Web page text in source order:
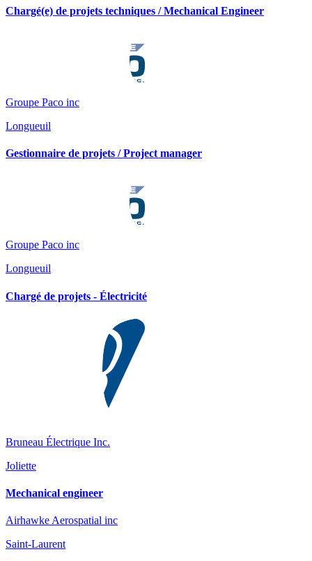
Chargé(e) de projets techniques / Mechanical Engineer
Groupe Paco inc
Longueuil
Gestionnaire de projets / Project manager
Groupe Paco inc
Longueuil
Chargé de projets - Électricité
Bruneau Électrique Inc.
Joliette
Mechanical engineer
Airhawke Aerospatial inc
Saint-Laurent